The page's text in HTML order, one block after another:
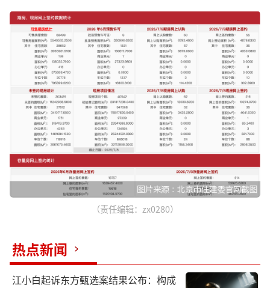
（责任编辑：zx0280）
热点新闻
江小白起诉东方甄选案结果公布：构成